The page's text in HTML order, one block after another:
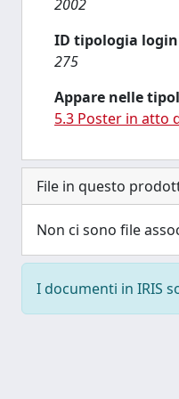
2002
ID tipologia
275
Appare nelle
5.3 Poster in atto
File in questo
Non ci sono file
I documenti in IRIS